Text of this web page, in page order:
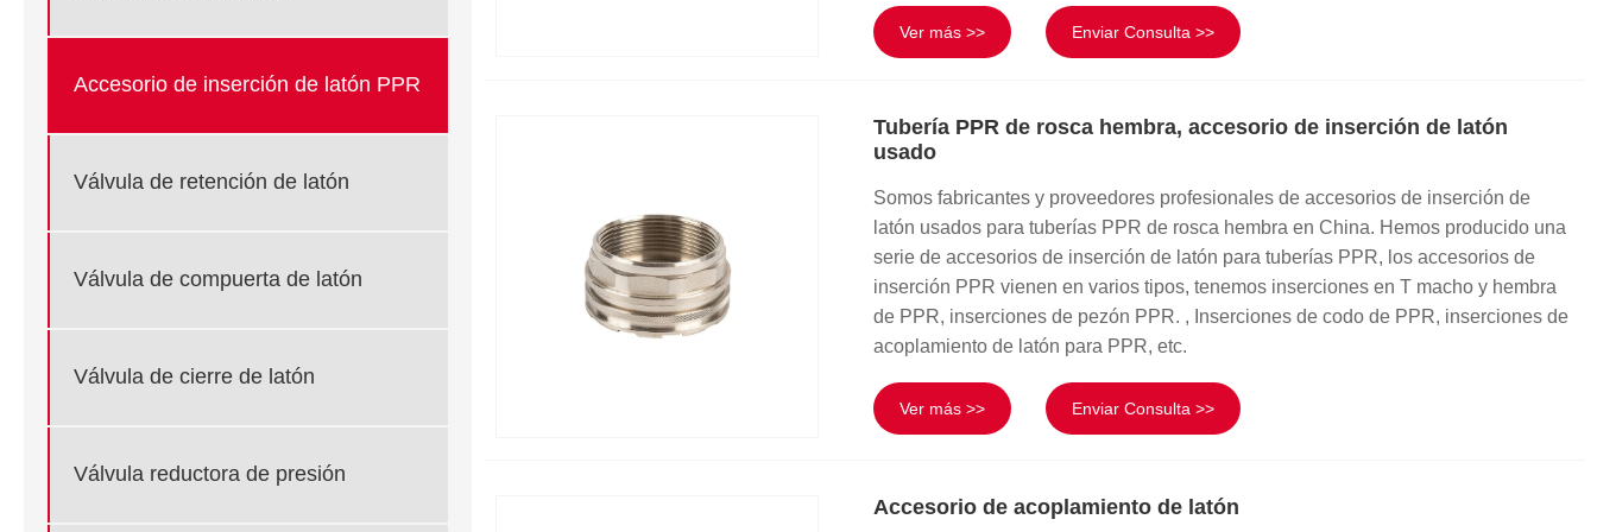
Accesorio de inserción de latón PPR
Válvula de retención de latón
Válvula de compuerta de latón
Válvula de cierre de latón
Válvula reductora de presión
Ver más >> Enviar Consulta >>
Tubería PPR de rosca hembra, accesorio de inserción de latón
usado
Somos fabricantes y proveedores profesionales de accesorios de inserción de
latón usados ​​para tuberías PPR de rosca hembra en China. Hemos producido una
serie de accesorios de inserción de latón para tuberías PPR, los accesorios de
inserción PPR vienen en varios tipos, tenemos inserciones en T macho y hembra
de PPR, inserciones de pezón PPR. , Inserciones de codo de PPR, inserciones de
acoplamiento de latón para PPR, etc.
Ver más >> Enviar Consulta >>
Accesorio de acoplamiento de latón